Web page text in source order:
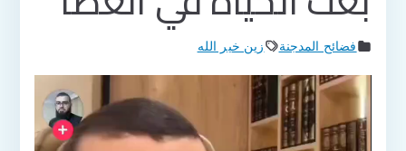
فضائح المدجنة زين خير الله
مشغل
الفيديو